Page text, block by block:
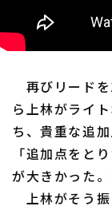
再びリード
ら上林がライ
ち、貴重な追
「追加点をと
が大きかった
上林がそう